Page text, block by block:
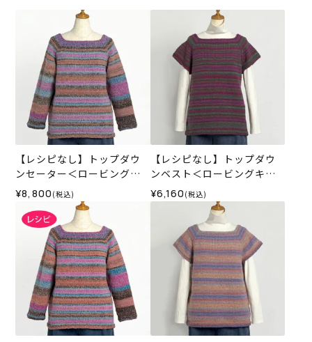
【レシピなし】トップダウ
ンセーター＜ロービングキ
ッス59P＞（編み物 材料セ
ット）
¥8,800 (税込)
【レシピなし】トップダウ
ンベスト＜ロービングキッ
ス57R＞（編み物 材料セッ
ト）
¥6,160 (税込)